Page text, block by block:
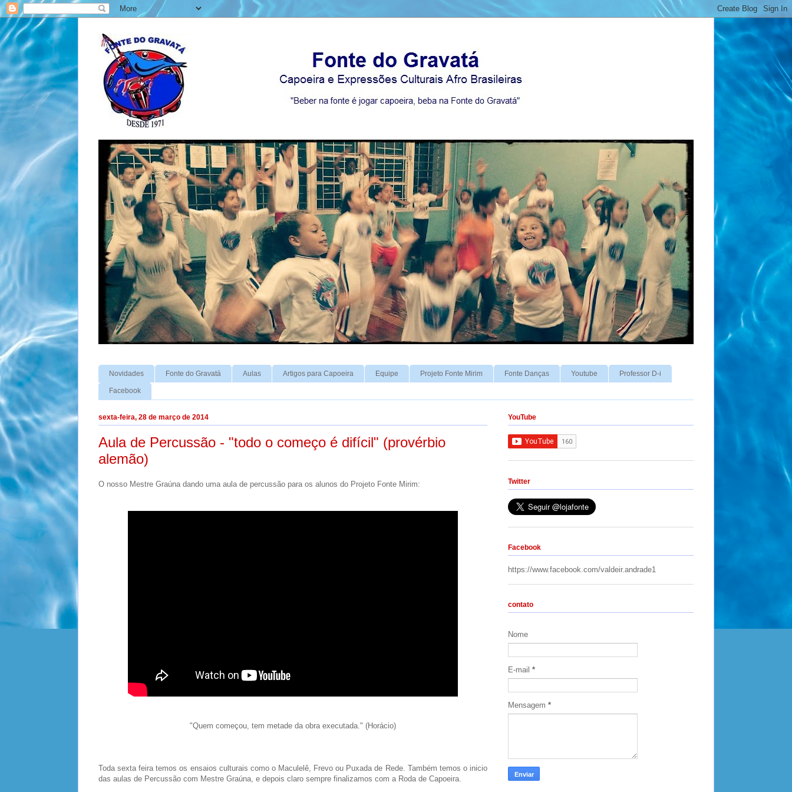
Novidades Fonte do Gravatá Aulas Artigos para Capoeira Equipe Projeto Fonte Mirim Fonte Danças Youtube Professor D-i
Facebook
sexta-feira, 28 de março de 2014
Aula de Percussão - "todo o começo é difícil" (provérbio
alemão)
O nosso Mestre Graúna dando uma aula de percussão para os alunos do Projeto Fonte Mirim:
"Quem começou, tem metade da obra executada." (Horácio)
Toda sexta feira temos os ensaios culturais como o Maculelê, Frevo ou Puxada de Rede. Também temos o inicio
das aulas de Percussão com Mestre Graúna, e depois claro sempre finalizamos com a Roda de Capoeira.
YouTube
Twitter
Facebook
https://www.facebook.com/valdeir.andrade1
contato
Nome
E-mail *
Mensagem *